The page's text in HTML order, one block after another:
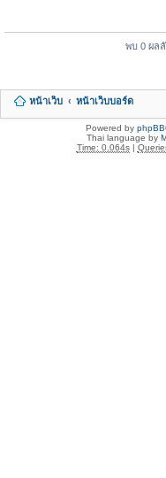
พบ 0 ผล
หน้าเว็บ หน้าเว็บบอร์ด
Powered by phpBB
Thai language by
Time: 0.064s|